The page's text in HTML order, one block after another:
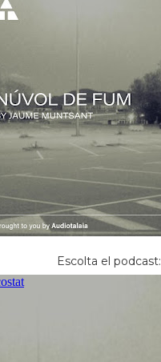
Escolta el podcast: